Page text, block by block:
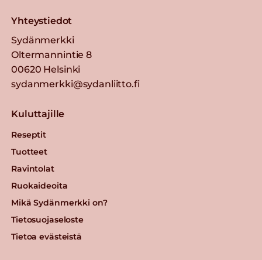
Yhteystiedot
Sydänmerkki
Oltermannintie 8
00620 Helsinki
sydanmerkki@sydanliitto.fi
Kuluttajille
Reseptit
Tuotteet
Ravintolat
Ruokaideoita
Mikä Sydänmerkki on?
Tietosuojaseloste
Tietoa evästeistä